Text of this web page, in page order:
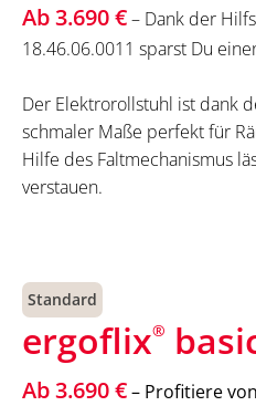
Ab 3.690 €– Dank der
18.46.06.0011 sparst Du
Der Elektrorollstuhl ist dank
schmaler Maße perfekt für
Hilfe des Faltmechanismus
verstauen.
Standard
ergoflix®
Ab 3.690 €– Profitiere